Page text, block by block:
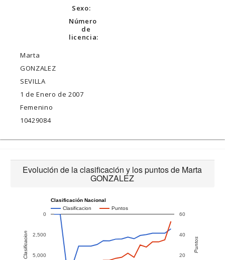
Sexo:
Número
de
licencia:
Marta
GONZALEZ
SEVILLA
1 de Enero de 2007
Femenino
10429084
Evolución de la clasificación y los puntos de Marta
GONZALEZ
Clasificación Nacional
Clasificacion
Puntos
0
2,500
5,000 20
40
60
Clasificacion Puntos